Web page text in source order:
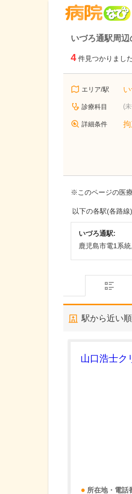
いづろ通駅周
4 件見つかりました
エリア/駅
診療科目 (
詳細条件
※このページの医
以下の各駅(各路
いづろ通駅:
鹿児島市電1系
駅から近い
山口浩士ク
所在地・電話